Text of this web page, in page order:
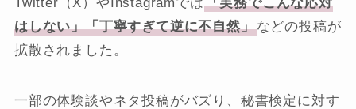
はしない」「丁寧すぎて逆に不自然」などの投稿が
拡散されました。
一部の体験談やネタ投稿がバズり、秘書検定に対す